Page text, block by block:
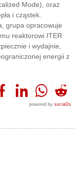
Mode), oraz
i cząstek.
grupa opracowuje
reaktorowi ITER
i wydajnie,
energii z
powered by social2s